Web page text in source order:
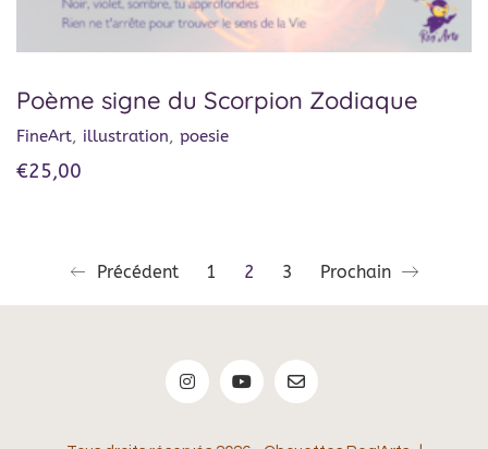
Poème signe du Scorpion Zodiaque
FineArt, illustration, poesie
€25,00
Précédent 1 2 3 Prochain